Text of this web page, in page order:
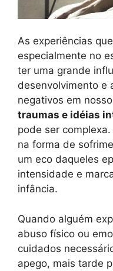
As experiências
especialmente no
ter uma grande
desenvolvimento e
negativos em
traumas e idéias
pode ser
na forma de
um eco daqueles
intensidade e
infância.
Quando alguém
abuso físico ou
cuidados
apego, mais tarde